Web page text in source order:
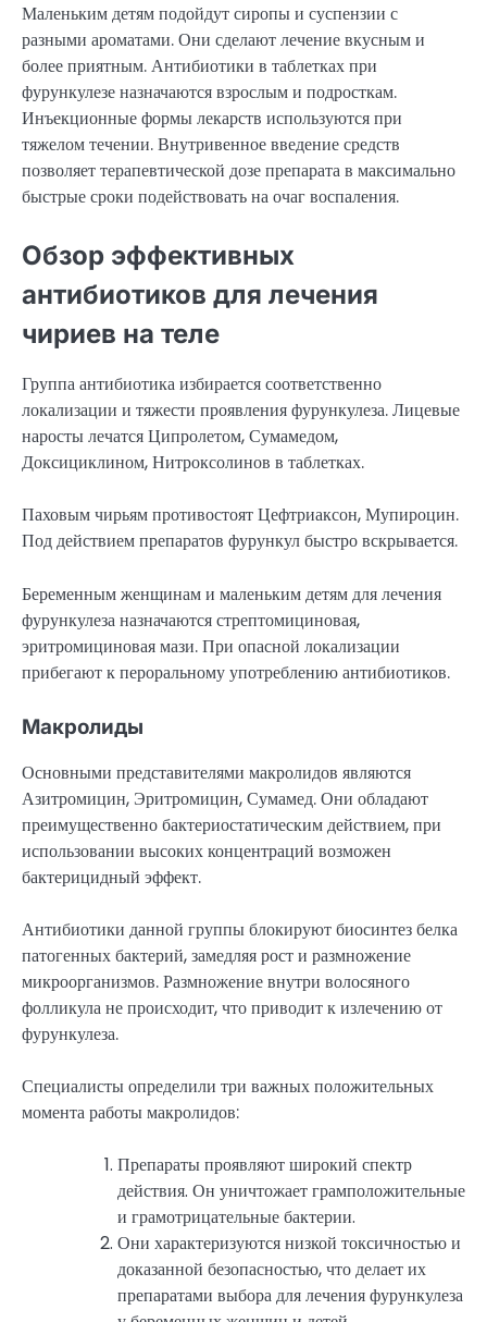
Маленьким детям подойдут сиропы и суспензии с
разными ароматами. Они сделают лечение вкусным и
более приятным. Антибиотики в таблетках при
фурункулезе назначаются взрослым и подросткам.
Инъекционные формы лекарств используются при
тяжелом течении. Внутривенное введение средств
позволяет терапевтической дозе препарата в максимально
быстрые сроки подействовать на очаг воспаления.
Обзор эффективных
антибиотиков для лечения
чириев на теле
Группа антибиотика избирается соответственно
локализации и тяжести проявления фурункулеза. Лицевые
наросты лечатся Ципролетом, Сумамедом,
Доксициклином, Нитроксолинов в таблетках.
Паховым чирьям противостоят Цефтриаксон, Мупироцин.
Под действием препаратов фурункул быстро вскрывается.
Беременным женщинам и маленьким детям для лечения
фурункулеза назначаются стрептомициновая,
эритромициновая мази. При опасной локализации
прибегают к пероральному употреблению антибиотиков.
Макролиды
Основными представителями макролидов являются
Азитромицин, Эритромицин, Сумамед. Они обладают
преимущественно бактериостатическим действием, при
использовании высоких концентраций возможен
бактерицидный эффект.
Антибиотики данной группы блокируют биосинтез белка
патогенных бактерий, замедляя рост и размножение
микроорганизмов. Размножение внутри волосяного
фолликула не происходит, что приводит к излечению от
фурункулеза.
Специалисты определили три важных положительных
момента работы макролидов:
Препараты проявляют широкий спектр
действия. Он уничтожает грамположительные
и грамотрицательные бактерии.
Они характеризуются низкой токсичностью и
доказанной безопасностью, что делает их
препаратами выбора для лечения фурункулеза